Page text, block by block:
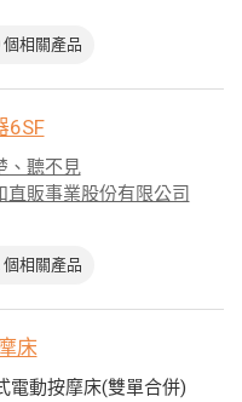
個相關產品
6SF
、聽不見
直販事業股份有限公司
個相關產品
床
電動按摩床(雙單合併)